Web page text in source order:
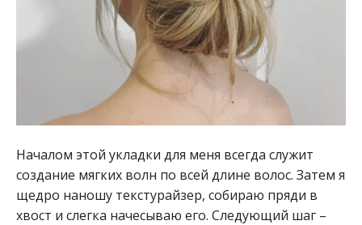
Началом этой укладки для меня всегда служит
создание мягких волн по всей длине волос. Затем я
щедро наношу текстурайзер, собираю пряди в
хвост и слегка начесываю его. Следующий шаг –